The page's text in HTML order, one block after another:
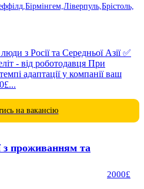
Бірмінгем, Ліверпуль, Брістоль,
з Росії та Середньої Азії ✅
від роботодавця При
адаптації у компанії ваш
на вакансію
з проживанням та
2000£